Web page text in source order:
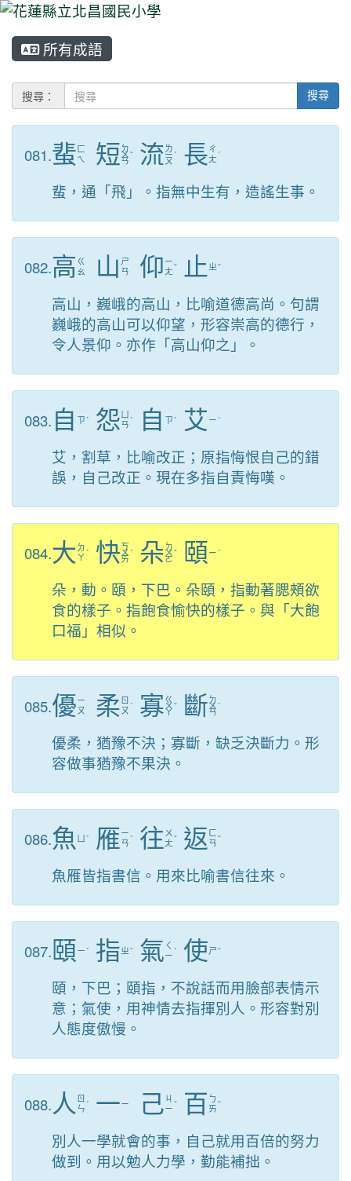
所有成語
搜尋： 搜尋
081.蜚 ㄈ
ㄟ
短 ㄉ
ㄨ
ㄢ
ˇ 流ㄌ
ㄧ
ㄡ
ˊ 長ㄔ
ㄤ ˊ
蜚，通「飛」。指無中生有，造謠生事。
082.高 ㄍ
ㄠ
山 ㄕ
ㄢ
仰 ㄧ
ㄤˇ 止 ㄓˇ
高山，巍峨的高山，比喻道德高尚。句謂
巍峨的高山可以仰望，形容崇高的德行，
令人景仰。亦作「高山仰之」。
083. 自 ㄗˋ 怨ㄢˋ 自 ㄗˋ 艾 ㄧˋ
艾，割草，比喻改正；原指悔恨自己的錯
誤，自己改正。現在多指自責悔嘆。
084.大 ㄉ
ㄚˋ 快ㄎ
ㄨ
ㄞ
ˋ 朵 ㄉ
ㄨ
ㄛ
ˇ 頤 ㄧ ˊ
朵，動。頤，下巴。朵頤，指動著腮頰欲
食的樣子。指飽食愉快的樣子。與「大飽
口福」相似。
085.優ㄧ
ㄡ
柔 ㄖ
ㄡ ˊ 寡ㄍ
ㄨ
ㄚ
ˇ 斷 ㄉ
ㄨ
ㄢ
ˋ
優柔，猶豫不決；寡斷，缺乏決斷力。形
容做事猶豫不果決。
086.魚 ˊ 雁ㄧ
ㄢˋ 往 ㄨ
ㄤˇ 返 ㄈ
ㄢˇ
魚雁皆指書信。用來比喻書信往來。
087.頤 ㄧ ˊ 指ㄓˇ 氣 ㄑ
ㄧˋ 使ㄕˇ
頤，下巴；頤指，不說話而用臉部表情示
意；氣使，用神情去指揮別人。形容對別
人態度傲慢。
088.人 ㄖ
ㄣ ˊ 一ㄧ 己 ㄐ
ㄧˇ 百 ㄅ
ㄞˇ
別人一學就會的事，自己就用百倍的努力
做到。用以勉人力學，勤能補拙。